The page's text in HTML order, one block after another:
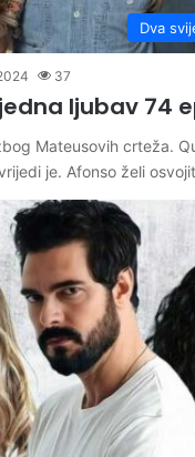
Dva
37
ljubav 74
Mateusovih crteža.
je. Afonso želi